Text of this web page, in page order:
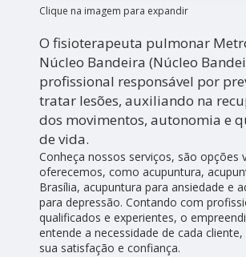
Clique na imagem para expandir
O fisioterapeuta pulmonar
Núcleo Bandeira (Núcleo
profissional responsável por
tratar lesões, auxiliando na
dos movimentos, autonomia e
de vida.
Conheça nossos serviços, são opções
oferecemos, como acupuntura,
Brasília, acupuntura para ansiedade e
para depressão. Contando com
qualificados e experientes, o
entende a necessidade de cada
sua satisfação e confiança.